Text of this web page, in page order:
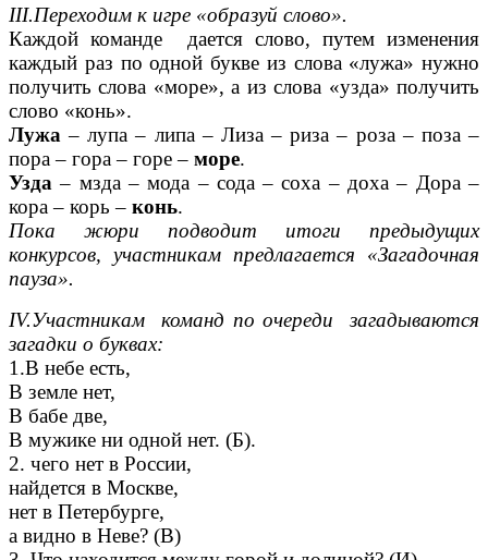
III.Переходим к игре «образуй слово».
Каждой команде дается слово, путем изменения
каждый раз по одной букве из слова «лужа» нужно
получить слова «море», а из слова «узда» получить
слово «конь».
Лужа – лупа – липа – Лиза – риза – роза – поза –
пора – гора – горе – море.
Узда – мзда – мода – сода – соха – доха – Дора –
кора – корь – конь.
Пока жюри подводит итоги предыдущих
конкурсов, участникам предлагается «Загадочная
пауза».
IV.Участникам команд по очереди загадываются
загадки о буквах:
1.В небе есть,
В земле нет,
В бабе две,
В мужике ни одной нет. (Б).
2. чего нет в России,
найдется в Москве,
нет в Петербурге,
а видно в Неве? (В)